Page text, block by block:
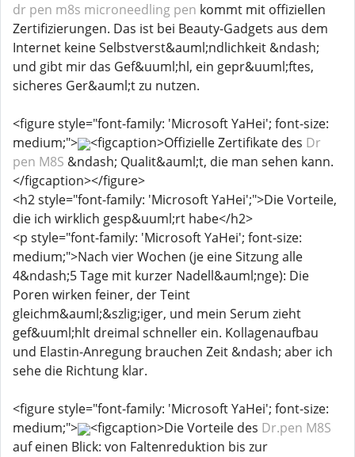
dr pen m8s microneedling pen kommt mit offiziellen
Zertifizierungen. Das ist bei Beauty-Gadgets aus dem
Internet keine Selbstverst&auml;ndlichkeit &ndash;
und gibt mir das Gef&uuml;hl, ein gepr&uuml;ftes,
sicheres Ger&auml;t zu nutzen.
<figure style="font-family: 'Microsoft YaHei'; font-size:
medium;">
<figcaption>Offizielle Zertifikate des Dr
pen M8S &ndash; Qualit&auml;t, die man sehen kann.
</figcaption></figure>
<h2 style="font-family: 'Microsoft YaHei';">Die Vorteile,
die ich wirklich gesp&uuml;rt habe</h2>
<p style="font-family: 'Microsoft YaHei'; font-size:
medium;">Nach vier Wochen (je eine Sitzung alle
4&ndash;5 Tage mit kurzer Nadell&auml;nge): Die
Poren wirken feiner, der Teint
gleichm&auml;&szlig;iger, und mein Serum zieht
gef&uuml;hlt dreimal schneller ein. Kollagenaufbau
und Elastin-Anregung brauchen Zeit &ndash; aber ich
sehe die Richtung klar.
<figure style="font-family: 'Microsoft YaHei'; font-size:
medium;">
<figcaption>Die Vorteile des Dr.pen M8S
auf einen Blick: von Faltenreduktion bis zur